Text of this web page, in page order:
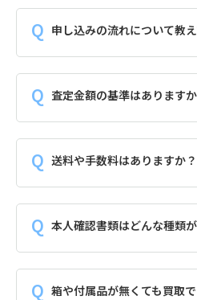
申し込みの流れについて教え
査定金額の基準はあります
送料や手数料はありますか？
本人確認書類はどんな種類
箱や付属品が無くても買取